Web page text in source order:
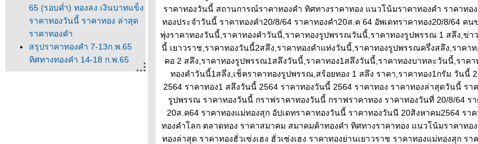
65 (รอบค่ำ) ทองลง เงินบาทแข็ง
ราคาทองวันนี้ ราคาทอง ล่าสุด
ราคาทองคำ
สรุปราคาทองคำ 7-13ก.พ.65
ทิศทางทองคำ 14-18 ก.พ.65
นวโน้มทองคำ ราคาทองวันนี้
ราคาทองวันนี้ สถานการณ์ราคาทองคำ ทิศทางราคาทอง แนวโน้มราคาทองคำ ราคาทอ
ทองประจำวันนี้ ราคาทองคำ20/8/64 ราคาทองคำ20ส.ค 64 อัพเดทราคาทอง20/8/64 คน
พุ่งราคาทองวันนี้,ราคาทองคำวันนี่,ราคาทองรูปพรรณวันนี้,ราคาทองรูปพรรณ 1 สลึง,ข่า
นี้ เยาวราช,ราคาทองวันนี้2สลึง,ราคาทองคําแท่งวันนี้,ราคาทองรูปพรรณครึ่งสลึง,ราค
คอ 2 สลึง,ราคาทองรูปพรรณ1สลึงวันนี้,ราคาทอง1สลึงวันนี้,ราคาทองบาทละวันนี้,ราคา
ทองคําวันนี้1สลึ่ง,เช็คราคาทองรูปพรรณ,สร้อยทอง 1 สลึง ราคา,ราคาทอง1กรัม วันนี้
2564 ราคาทอง1 สลึงวันนี้ 2564 ราคาทองวันนี้ 2564 ราคาทอง ราคาทองล่าสุดวันนี้ ร
รูปพรรณ ราคาทองวันนี้ กราฟราคาทองวันนี้ กราฟราคาทอง ราคาทองวันที่ 20/8/64 ร
20ส.ค64 ราคาทองแม่ทองสุก อัปเดทราคาทองวันนี้ ราคาทองวันนี 20สิงหาคม2564 รา
ทองคำโลก ตลาดทอง ราคาสมาคม สมาคมค้าทองคำ ทิศทางราคาทอง แนวโน้มราคาทอ
ทองล่าสุด ราคาทองฮั่วเซ่งเฮง ฮั่วเซ่งเฮง ราคาทองย่านเยาวราช ราคาทองแม่ทองสุก ร